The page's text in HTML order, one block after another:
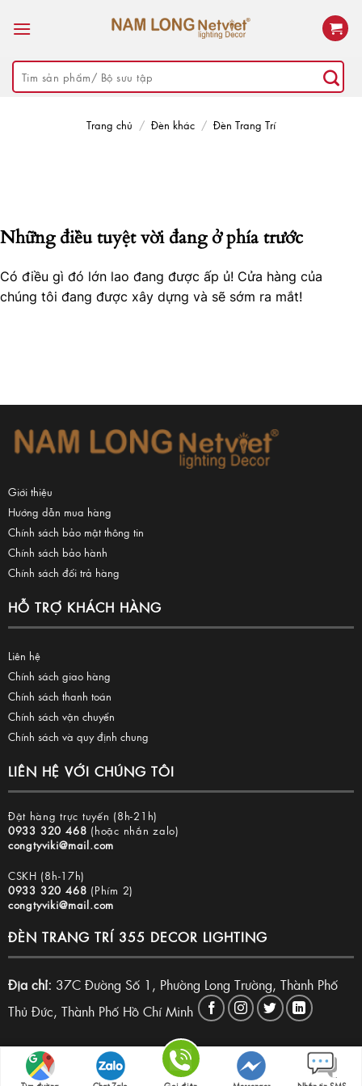
Tìm
kiếm:
Trang chủ / Đèn khác / Đèn Trang Trí
Những điều tuyệt vời đang ở phía trước
Có điều gì đó lớn lao đang được ấp ủ! Cửa hàng của
chúng tôi đang được xây dựng và sẽ sớm ra mắt!
Giới thiệu
Hướng dẫn mua hàng
Chính sách bảo mật thông tin
Chính sách bảo hành
Chính sách đổi trả hàng
HỖ TRỢ KHÁCH HÀNG
Liên hệ
Chính sách giao hàng
Chính sách thanh toán
Chính sách vận chuyển
Chính sách và quy định chung
LIÊN HỆ VỚI CHÚNG TÔI
Đặt hàng trực tuyến (8h-21h)
0933 320 468 (hoặc nhắn zalo)
congtyviki@mail.com
CSKH (8h-17h)
0933 320 468 (Phím 2)
congtyviki@mail.com
ĐÈN TRANG TRÍ 355 DECOR LIGHTING
Địa chỉ: 37C Đường Số 1, Phường Long Trường, Thành Phố
Thủ Đức, Thành Phố Hồ Chí Minh
Copyright 2026 © Đèn trang trí 355 Decor